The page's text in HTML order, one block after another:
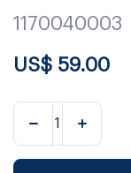
1170040003
US$ 59.00